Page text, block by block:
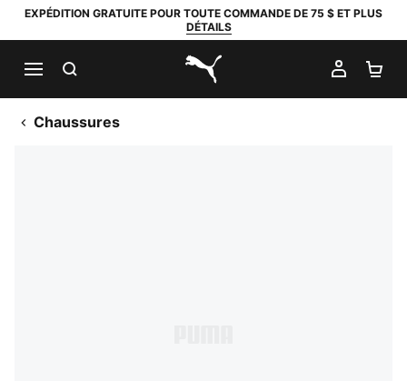
EXPÉDITION GRATUITE POUR TOUTE COMMANDE DE 75 $ ET PLUS
DÉTAILS
PUMA.com
MON
Chaussures